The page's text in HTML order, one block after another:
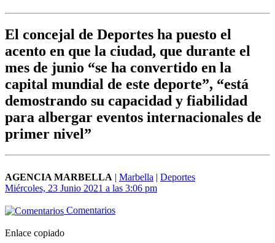
El concejal de Deportes ha puesto el
acento en que la ciudad, que durante el
mes de junio “se ha convertido en la
capital mundial de este deporte”, “está
demostrando su capacidad y fiabilidad
para albergar eventos internacionales de
primer nivel”
AGENCIA MARBELLA | Marbella | Deportes
Miércoles, 23 Junio 2021 a las 3:06 pm
Comentarios
Enlace copiado